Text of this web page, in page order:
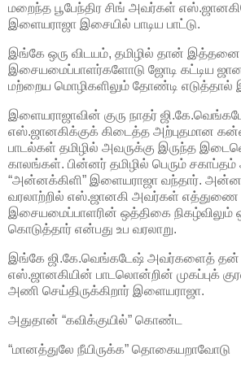
மறைந்த பூபேந்திர சிங் அவர்கள்
இளையராஜா இசையில் பாடிய பாட்டு.
இங்கே ஒரு விடயம், தமிழில் தான் இத்தனை
இசையமைப்பாளர்களோடு ஜோடி கட்டிய
மற்றைய மொழிகளிலும் தோண்டி எடுத்தால்
இளையராஜாவின் குரு நாதர்
எஸ்.ஜானகிக்குக் கிடைத்த அற்புதமான
பாடல்கள் தமிழில் அவருக்கு இருந்த
காலங்கள். பின்னர் தமிழில் பெரும்
“அன்னக்கிளி” இளையராஜா வந்தார்.
வரலாற்றில் எஸ்.ஜானகி அவர்கள் எத்துணை
இசையமைப்பாளரின் ஒத்திகை நிகழ்விலும்
கொடுத்தார் என்பது உப வரலாறு.
இங்கே ஜி.கே.வெங்கடேஷ் அவர்களைத் தன்
எஸ்.ஜானகியின் பாடலொன்றின் முகப்புக்
அணி செய்திருக்கிறார் இளையராஜா.
அதுதான் “கவிக்குயில்” கொண்ட
“மானத்துலே நீயிருக்க” தொகையறாவோடு